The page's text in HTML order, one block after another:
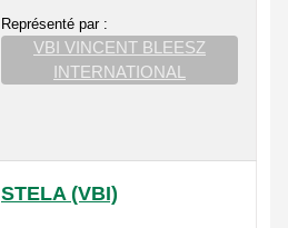
Représenté par :
VBI VINCENT BLEESZ
INTERNATIONAL
STELA (VBI)